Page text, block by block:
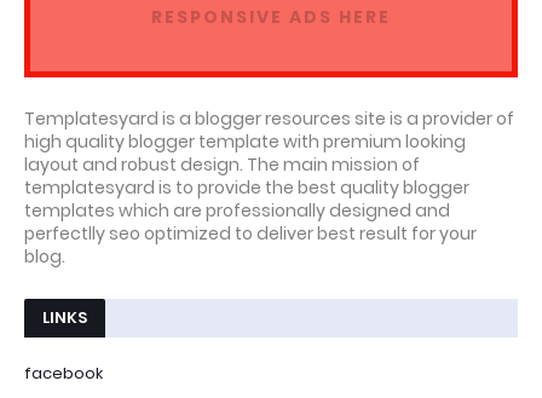
RESPONSIVE ADS HERE
Templatesyard is a blogger resources site is a provider of
high quality blogger template with premium looking
layout and robust design. The main mission of
templatesyard is to provide the best quality blogger
templates which are professionally designed and
perfectlly seo optimized to deliver best result for your
blog.
LINKS
facebook